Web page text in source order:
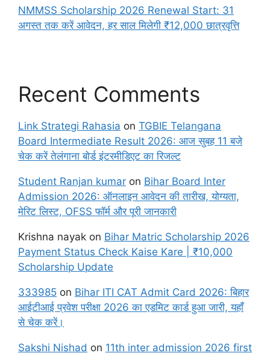
NMMSS Scholarship 2026 Renewal Start: 31
अगस्त तक करें आवेदन, हर साल मिलेगी ₹12,000 छात्रवृत्ति
Recent Comments
Link Strategi Rahasia on TGBIE Telangana
Board Intermediate Result 2026: आज सुबह 11 बजे
चेक करें तेलंगाना बोर्ड इंटरमीडिएट का रिजल्ट
Student Ranjan kumar on Bihar Board Inter
Admission 2026: ऑनलाइन आवेदन की तारीख, योग्यता,
मेरिट लिस्ट, OFSS फॉर्म और पूरी जानकारी
Krishna nayak on Bihar Matric Scholarship 2026
Payment Status Check Kaise Kare | ₹10,000
Scholarship Update
333985 on Bihar ITI CAT Admit Card 2026: बिहार
आईटीआई प्रवेश परीक्षा 2026 का एडमिट कार्ड हुआ जारी, यहाँ
से चेक करें।
Sakshi Nishad on 11th inter admission 2026 first